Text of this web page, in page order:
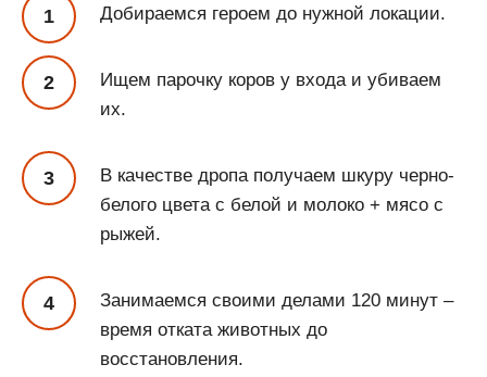
Добираемся героем до нужной локации.
Ищем парочку коров у входа и убиваем
их.
В качестве дропа получаем шкуру черно-
белого цвета с белой и молоко + мясо с
рыжей.
Занимаемся своими делами 120 минут –
время отката животных до
восстановления.